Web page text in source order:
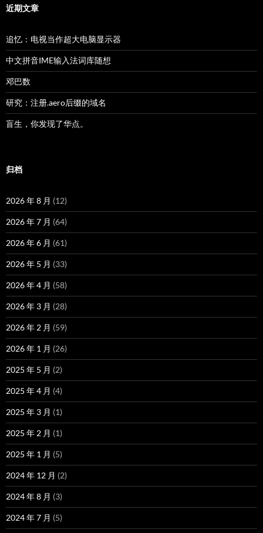
近期文章
追忆：电视当作超大电脑显示器
中文拼音IME输入法词库随想
邓巴数
研究：注册.aero后缀的域名
盲生，你发现了华点。
归档
2026 年 8 月 (12)
2026 年 7 月 (64)
2026 年 6 月 (61)
2026 年 5 月 (33)
2026 年 4 月 (58)
2026 年 3 月 (28)
2026 年 2 月 (59)
2026 年 1 月 (26)
2025 年 5 月 (2)
2025 年 4 月 (4)
2025 年 3 月 (1)
2025 年 2 月 (1)
2025 年 1 月 (5)
2024 年 12 月 (2)
2024 年 8 月 (3)
2024 年 7 月 (5)